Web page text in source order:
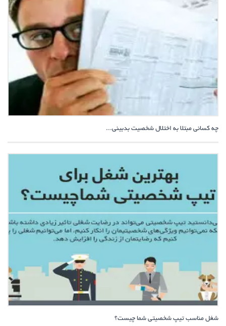
چه کسانی مبتلا به اختلال شخصیت بدبینی...
شغل مناسب تیپ شخصیتی شما چیست؟